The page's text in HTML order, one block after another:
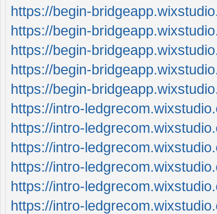
https://begin-
https://begin-
https://begin-
https://begin-
https://begin-
https://intro-
https://intro-
https://intro-
https://intro-
https://intro-
https://intro-